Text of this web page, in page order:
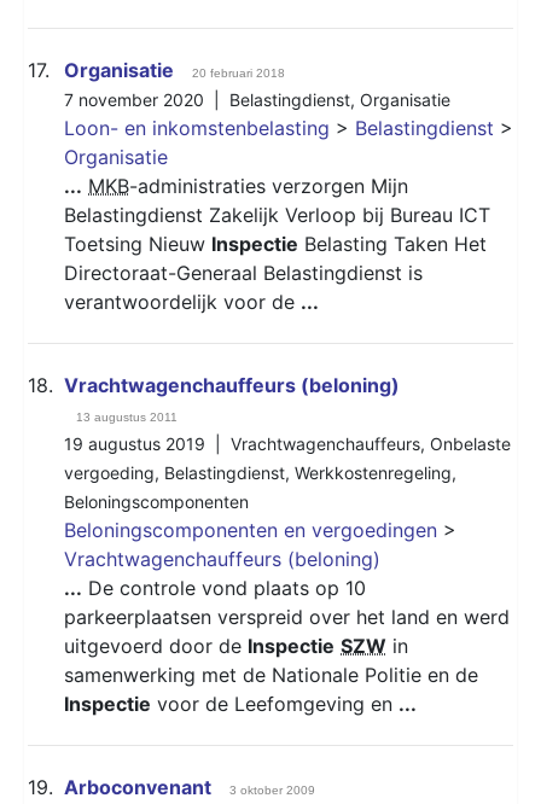
17. Organisatie 20 februari 2018
7 november 2020 | Belastingdienst, Organisatie
Loon- en inkomstenbelasting > Belastingdienst >
Organisatie
... MKB-administraties verzorgen Mijn
Belastingdienst Zakelijk Verloop bij Bureau ICT
Toetsing Nieuw Inspectie Belasting Taken Het
Directoraat-Generaal Belastingdienst is
verantwoordelijk voor de ...
18. Vrachtwagenchauffeurs (beloning)
13 augustus 2011
19 augustus 2019 | Vrachtwagenchauffeurs, Onbelaste
vergoeding, Belastingdienst, Werkkostenregeling,
Beloningscomponenten
Beloningscomponenten en vergoedingen >
Vrachtwagenchauffeurs (beloning)
... De controle vond plaats op 10
parkeerplaatsen verspreid over het land en werd
uitgevoerd door de Inspectie SZW in
samenwerking met de Nationale Politie en de
Inspectie voor de Leefomgeving en ...
19. Arboconvenant 3 oktober 2009